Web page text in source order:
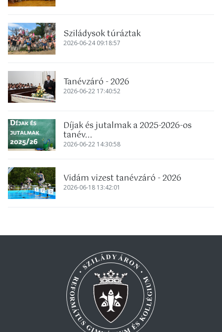
2026-06-24 09:18:57
Sziládysok túráztak
2026-06-22 17:40:52
Tanévzáró - 2026
2026-06-22 14:30:58
Díjak és jutalmak a 2025-2026-os
tanév...
2026-06-18 13:42:01
Vidám vizest tanévzáró - 2026